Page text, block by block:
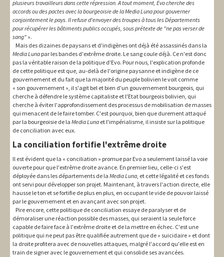
plusieurs travailleurs dans cette répression. A tout moment, Evo cherche des
accords ou des pactes avec la bourgeoisie de la Media Luna pour gouverner
conjointement le pays. Il refuse d'envoyer des troupes à tous les Départements
pour récupérer les bâtiments publics occupés, sous prétexte de "ne pas verser de
sang" ».
Mais des dizaines de paysans et d'indigènes ont déjà été assassinés dans la
Media Luna par les bandes d'extrême droite. Le sang coule déjà. Ce n'est donc
pas la véritable raison de la politique d'Evo. Pour nous, l'explication profonde
de cette politique est que, au-delà de l'origine paysanne et indigène de ce
gouvernement et du fait que la majorité du peuple bolivien le voit comme
« son gouvernement », il s'agit bel et bien d'un gouvernement bourgeois, qui
cherche à défendre le système capitaliste et l'Etat bourgeois bolivien, qui
cherche à éviter l'approfondissement des processus de mobilisation de masses
qui menacent de le faire tomber. C'est pourquoi, bien que durement attaqué
par la bourgeoisie de la Media Luna et l'impérialisme, il insiste sur la politique
de conciliation avec eux.
La conciliation fortifie l'extrême droite
Il est évident que la « conciliation » promue par Evo a seulement laissé la voie
ouverte pour que l'extrême droite avance. En premier lieu, celle-ci s'est
déployée dans les départements de la Media Luna, et cette légalité et ces fonds
ont servi pour développer son projet. Maintenant, à travers l'action directe, elle
hausse le ton et se fortifie de plus en plus, en occupant le vide de pouvoir laissé
par le gouvernement et en avançant avec son projet.
Pire encore, cette politique de conciliation essaye de paralyser et de
démoraliser une réaction possible des masses, qui seraient la seule force
capable de faire face à l'extrême droite et de la mettre en échec. C'est une
politique qui ne peut pas être qualifiée autrement que de « suicidaire » et dont
la droite profitera avec de nouvelles attaques, malgré l'accord qu'elle est en
train de signer avec le gouvernement et qui consolide ses avancées.